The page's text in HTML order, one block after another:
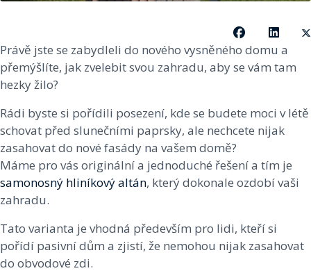
Právě jste se zabydleli do nového vysněného domu a
přemýšlíte, jak zvelebit svou zahradu, aby se vám tam
hezky žilo?
Rádi byste si pořídili posezení, kde se budete moci v létě
schovat před slunečními paprsky, ale nechcete nijak
zasahovat do nové fasády na vašem domě?
Máme pro vás originální a jednoduché řešení a tím je
samonosný hliníkový altán, který dokonale ozdobí vaši
zahradu.
Tato varianta je vhodná především pro lidi, kteří si
pořídí pasivní dům a zjistí, že nemohou nijak zasahovat
do obvodové zdi.